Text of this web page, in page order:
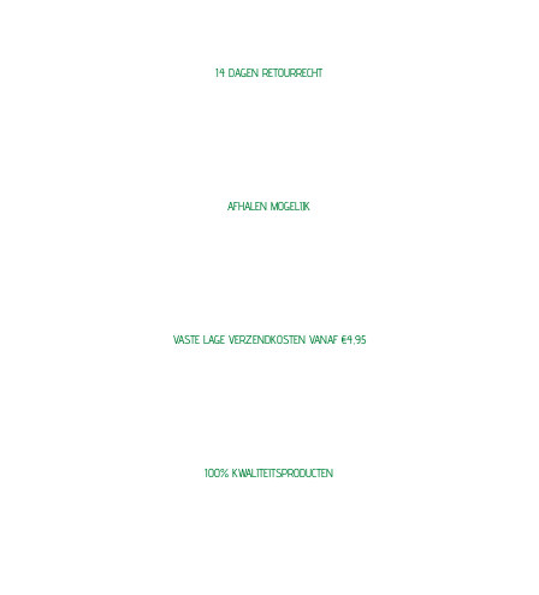
14 DAGEN RETOURRECHT
AFHALEN MOGELIJK
VASTE LAGE VERZENDKOSTEN VANAF €4,95
100% KWALITEITSPRODUCTEN